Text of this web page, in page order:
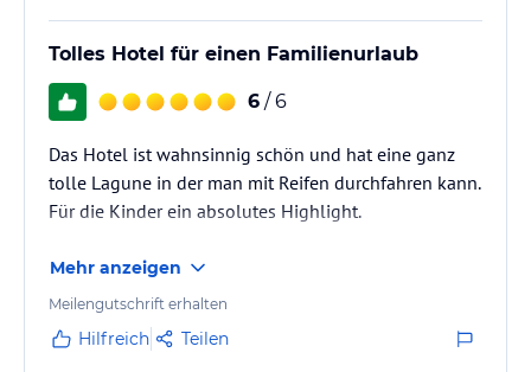
Tolles Hotel für einen Familienurlaub
6 / 6
Das Hotel ist wahnsinnig schön und hat eine ganz
tolle Lagune in der man mit Reifen durchfahren kann.
Für die Kinder ein absolutes Highlight.
Mehr anzeigen
Meilengutschrift erhalten
Hilfreich Teilen